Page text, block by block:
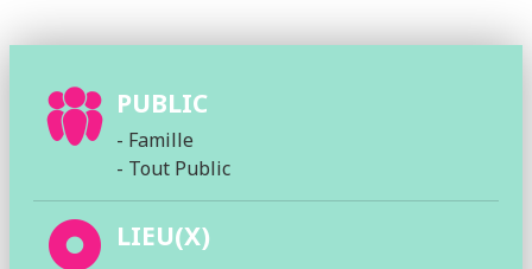
PUBLIC
- Famille
- Tout Public
LIEU(X)